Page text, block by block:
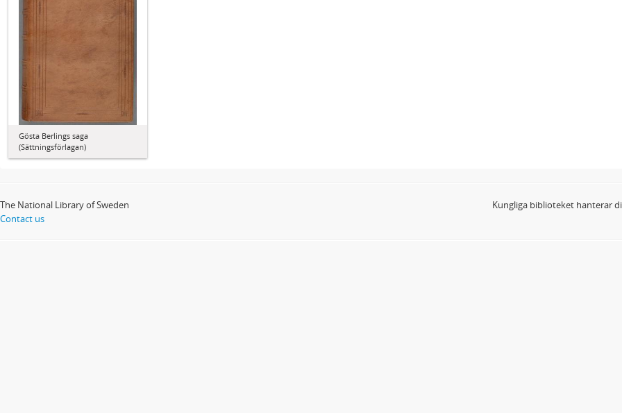
Gösta Berlings saga
(Sättningsförlagan)
The National Library of Sweden
Contact us
Kungliga biblioteket hanterar